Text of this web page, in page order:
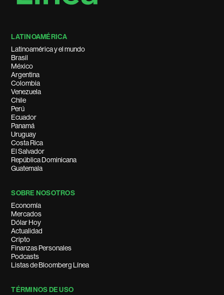
LATINOAMÉRICA
Latinoamérica y el mundo
Brasil
México
Argentina
Colombia
Venezuela
Chile
Perú
Ecuador
Panamá
Uruguay
Costa Rica
El Salvador
República Dominicana
Guatemala
SOBRE NOSOTROS
Economía
Mercados
Dólar Hoy
Actualidad
Cripto
Finanzas Personales
Podcasts
Listas de Bloomberg Línea
TÉRMINOS DE USO